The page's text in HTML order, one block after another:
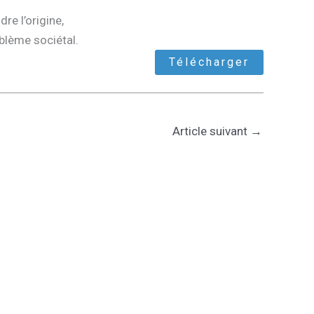
l’origine,
sociétal.
Télécharger
Article suivant →